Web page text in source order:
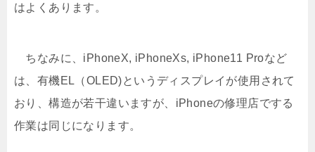
はよくあります。
ちなみに、iPhoneX, iPhoneXs, iPhone11 Proなど
は、有機EL（OLED)というディスプレイが使用されて
おり、構造が若干違いますが、iPhoneの修理店でする
作業は同じになります。